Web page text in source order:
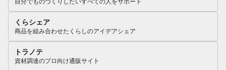
自分でものづくりしたいすべての人をサポート
くらシェア
商品を組み合わせたくらしのアイデアシェア
トラノテ
資材調達のプロ向け通販サイト